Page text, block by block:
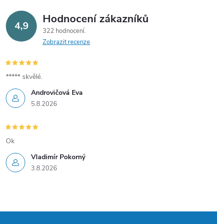
v
k
y
v
ý
i
s
u
4,9 Hodnocení zákazníků
322 hodnocení
Zobrazit recenze
Androvičová Eva
5.8.2026
***** skvělé.
Vladimír Pokorný
3.8.2026
Ok